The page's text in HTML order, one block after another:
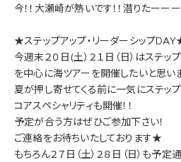
今！！大瀬崎が熱いです！！潜りたーーー
★ステップアップ・リーダーシップ
今週末２０日(土）２１日（日）はステッ
を中心に海ツアーを開催したいと思い
夏が押し寄せてくる前に一気にステップ
コアスペシャリティも開催！！
予定が合う方はぜひご参加下さい！
ご連絡をお待ちいたしております★
もちろん２７日（土）２８日（日）も予定